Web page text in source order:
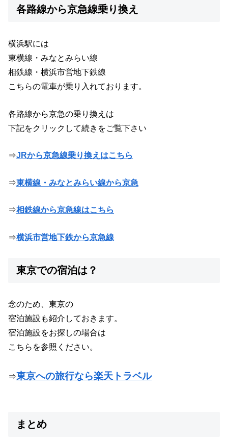
各路線から京急線乗り換え
横浜駅には
東横線・みなとみらい線
相鉄線・横浜市営地下鉄線
こちらの電車が乗り入れております。
各路線から京急の乗り換えは
下記をクリックして続きをご覧下さい
⇒JRから京急線乗り換えはこちら
⇒東横線・みなとみらい線から京急
⇒相鉄線から京急線はこちら
⇒横浜市営地下鉄から京急線
東京での宿泊は？
念のため、東京の
宿泊施設も紹介しておきます。
宿泊施設をお探しの場合は
こちらを参照ください。
⇒東京への旅行なら楽天トラベル
まとめ